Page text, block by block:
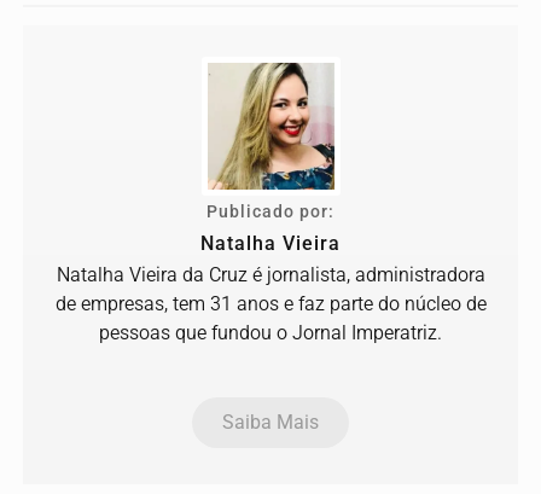
Publicado por:
Natalha Vieira
Natalha Vieira da Cruz é jornalista, administradora
de empresas, tem 31 anos e faz parte do núcleo de
pessoas que fundou o Jornal Imperatriz.
Saiba Mais